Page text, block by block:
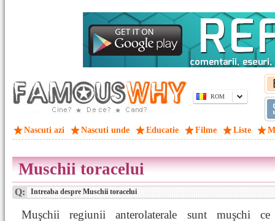
ROM
Nascuti azi Nascuti unde Educatie Filme Liste
Muschii toracelui
Q: Intreaba despre Muschii toracelui
Muşchii regiunii anterolaterale sunt muşchi ce